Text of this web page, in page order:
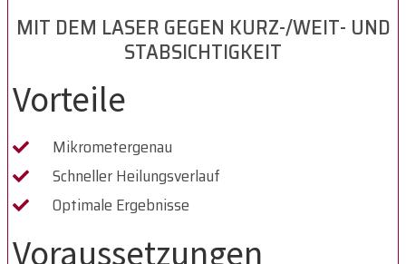
MIT DEM LASER GEGEN KURZ-/WEIT- UND
STABSICHTIGKEIT
Vorteile
Mikrometergenau
Schneller Heilungsverlauf
Optimale Ergebnisse
Voraussetzungen